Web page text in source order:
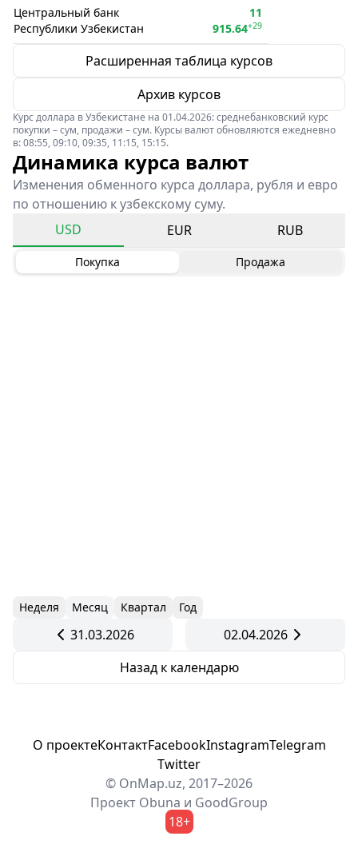
Центральный банк
Республики Узбекистан
11
915.64+29
Расширенная таблица курсов
Архив курсов
Курс доллара в Узбекистане на 01.04.2026: среднебанковский курс
покупки – сум, продажи – сум. Курсы валют обновляются ежедневно
в: 08:55, 09:10, 09:35, 11:15, 15:15.
Динамика курса валют
Изменения обменного курса доллара, рубля и евро
по отношению к узбекскому суму.
USD
EUR RUB
Покупка Продажа
Неделя Месяц Квартал Год
31.03.2026
02.04.2026
Назад к календарю
О проектеКонтактFacebookInstagramTelegram
Twitter
© OnMap.uz, 2017–2026
Проект Obuna и GoodGroup
18+